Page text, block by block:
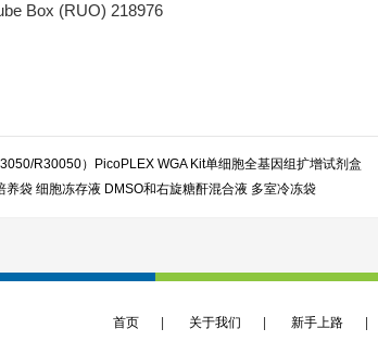
Box (RUO) 218976
R30050）PicoPLEX WGA Kit单细胞全基因组扩增试剂盒
养袋 细胞冻存液 DMSO和右旋糖酐混合液 多室冷冻袋
首页 关于我们 新手上路